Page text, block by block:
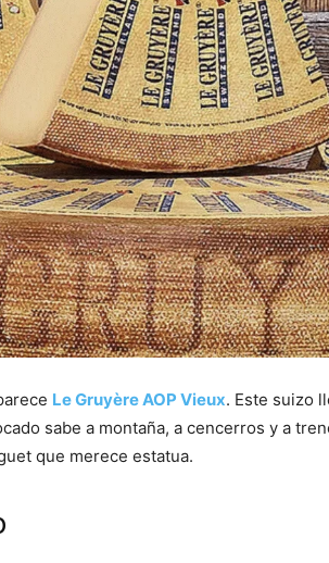
Le Gruyère AOP Vieux. Este suizo
sabe a montaña, a cencerros y a
que merece estatua.